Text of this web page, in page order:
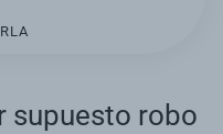
supuesto robo